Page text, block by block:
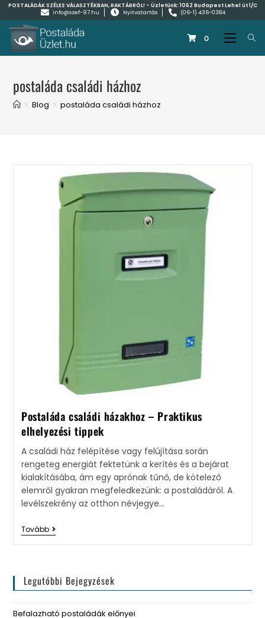
POSTALÁDÁK SZÉLES VÁLASZTÉKBAN, RAKTÁRRÓL! - Üzletünk: 1062 Budapest Lehel út 1/C
info@szef-97.hu
Nyitvatartás (06-1) 436-0384
0
postaláda családi házhoz
> Blog > postaláda családi házhoz
Postaláda családi házakhoz – Praktikus
elhelyezési tippek
A családi ház felépítése vagy felújítása során
rengeteg energiát fektetünk a kerítés és a bejárat
kialakításába, ám egy aprónak tűnő, de kötelező
elemről gyakran megfeledkezünk: a postaládáról. A
levélszekrény az otthon névjegye…
Tovább
Legutóbbi Bejegyzések
Befalazható postaládák előnyei